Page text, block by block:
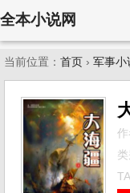
全本小说网
当前位置： 首页 › 军事小
作
类